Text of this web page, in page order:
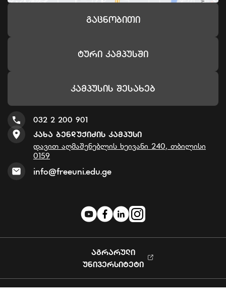
Გაცნობითი
Ტური Კამპუსში
Კამპუსის Შესახებ
032 2 200 901
Კახა Ბენდუქიძის Კამპუსი
დავით აღმაშენებლის ხეივანი 240, თბილისი
0159
info@freeuni.edu.ge
ᲐᲒᲠᲐᲠᲣᲚᲘ
ᲣᲜᲘᲕᲔᲠᲡᲘᲢᲔᲢᲘ